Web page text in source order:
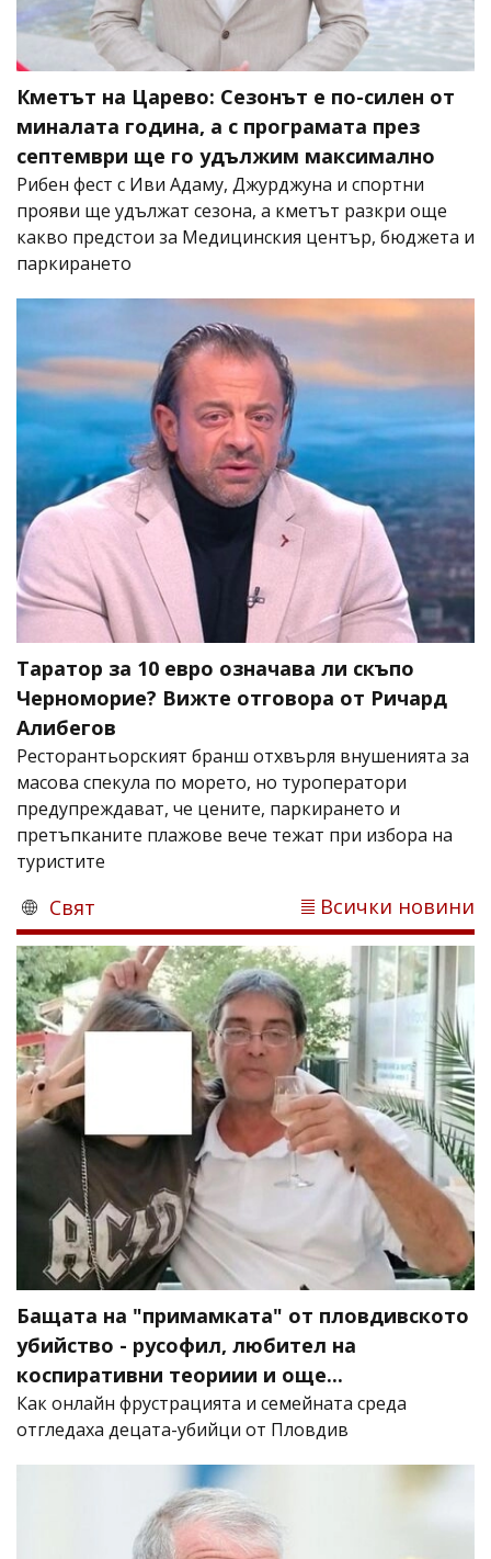
Кметът на Царево: Сезонът е по-силен от
миналата година, а с програмата през
септември ще го удължим максимално
Рибен фест с Иви Адаму, Джурджуна и спортни
прояви ще удължат сезона, а кметът разкри още
какво предстои за Медицинския център, бюджета и
паркирането
Таратор за 10 евро означава ли скъпо
Черноморие? Вижте отговора от Ричард
Алибегов
Ресторантьорският бранш отхвърля внушенията за
масова спекула по морето, но туроператори
предупреждават, че цените, паркирането и
претъпканите плажове вече тежат при избора на
туристите
Свят Всички новини
Бащата на "примамката" от пловдивското
убийство - русофил, любител на
коспиративни теориии и още...
Как онлайн фрустрацията и семейната среда
отгледаха децата-убийци от Пловдив